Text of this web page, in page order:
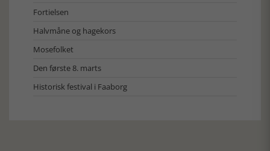
Fortielsen
Halvmåne og hagekors
Mosefolket
Den første 8. marts
Historisk festival i Faaborg